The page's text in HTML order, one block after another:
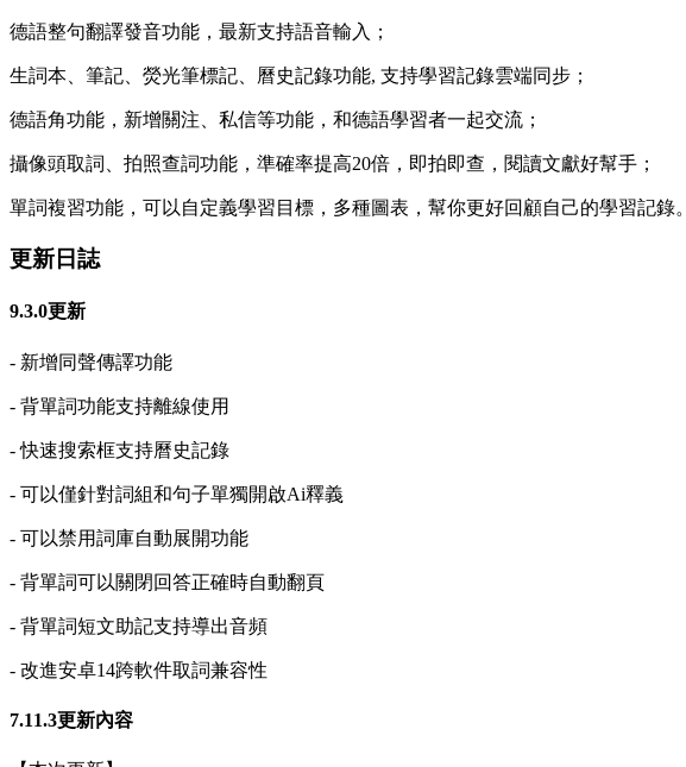
德語整句翻譯發音功能，最新支持語音輸入；
生詞本、筆記、熒光筆標記、曆史記錄功能, 支持學習記錄雲端同步；
德語角功能，新增關注、私信等功能，和德語學習者一起交流；
攝像頭取詞、拍照查詞功能，準確率提高20倍，即拍即查，閱讀文獻好幫手；
單詞複習功能，可以自定義學習目標，多種圖表，幫你更好回顧自己的學習記錄。
更新日誌
9.3.0更新
- 新增同聲傳譯功能
- 背單詞功能支持離線使用
- 快速搜索框支持曆史記錄
- 可以僅針對詞組和句子單獨開啟Ai釋義
- 可以禁用詞庫自動展開功能
- 背單詞可以關閉回答正確時自動翻頁
- 背單詞短文助記支持導出音頻
- 改進安卓14跨軟件取詞兼容性
7.11.3更新內容